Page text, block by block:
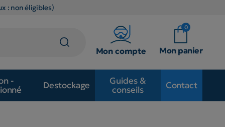
: non éligibles)
Mon compte
0
Mon panier
-
Destockage
Guides &
conseils
Contact